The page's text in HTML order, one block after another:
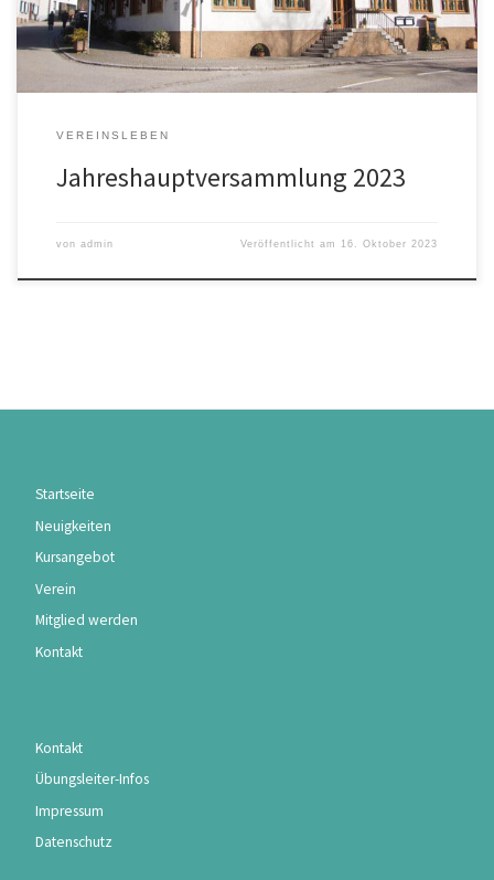
Vereins ist hauptsächlich für […]
VEREINSLEBEN
Jahreshauptversammlung 2023
von admin Veröffentlicht am 16. Oktober 2023
Startseite
Neuigkeiten
Kursangebot
Verein
Mitglied werden
Kontakt
Kontakt
Übungsleiter-Infos
Impressum
Datenschutz